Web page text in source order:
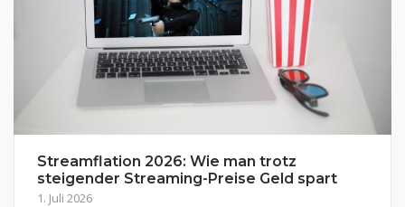
Streamflation 2026: Wie man trotz
steigender Streaming-Preise Geld spart
1. Juli 2026